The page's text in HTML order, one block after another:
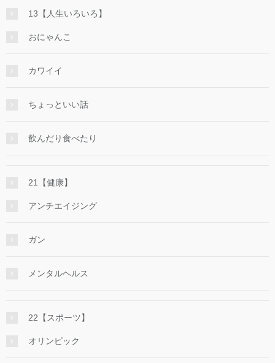
13【人生いろいろ】
おにゃんこ
カワイイ
ちょっといい話
飲んだり食べたり
21【健康】
アンチエイジング
ガン
メンタルヘルス
22【スポーツ】
オリンピック